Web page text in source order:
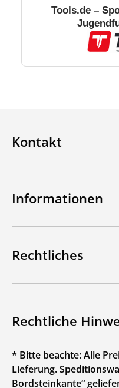
Tools.de –
Kontakt
Informationen
Rechtliches
Rechtliche
* Bitte beachte: Alle
Lieferung.
Bordsteinkante“